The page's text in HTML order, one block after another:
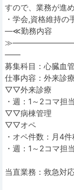
すので、業務が進
・学会,資格維持の
―≪勤務内容
――
募集科目：心臓血
仕事内容：外来診
▽▽外来診療
・週：1～2コマ担当
▽▽病棟管理
▽▽オペ
・オペ件数：月4
・週：1～2コマ担当
当直業務：救急対